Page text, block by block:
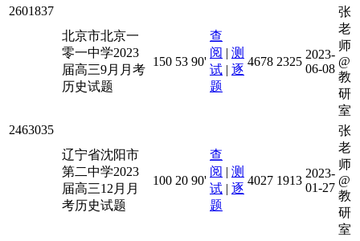
2601837
北京市北京一
零一中学2023
届高三9月月考
历史试题
150 53 90'
查
阅 | 测
试 | 逐
题
4678 2325
2023-
06-08
张
老
师
@
教
研
室
2463035
辽宁省沈阳市
第二中学2023
届高三12月月
考历史试题
100 20 90'
查
阅 | 测
试 | 逐
题
4027 1913
2023-
01-27
张
老
师
@
教
研
室